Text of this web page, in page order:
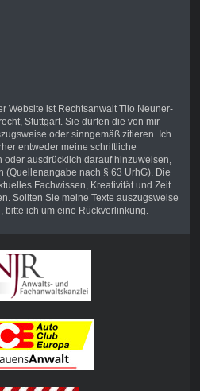
Website ist Rechtsanwalt Tilo Neuner-
Stuttgart. Sie dürfen die von mir
oder sinngemäß zitieren. Ich
entweder meine schriftliche
ausdrücklich darauf hinzuweisen,
(Quellenangabe nach § 63 UrhG). Die
Fachwissen, Kreativität und Zeit.
Sollten Sie meine Texte auszugsweise
ich um eine Rückverlinkung.